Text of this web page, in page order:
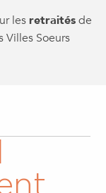
lesretraitésde
Villes Soeurs